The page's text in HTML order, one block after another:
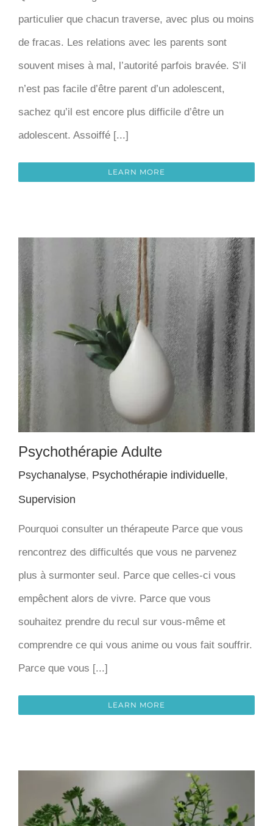
particulier que chacun traverse, avec plus ou moins
de fracas. Les relations avec les parents sont
souvent mises à mal, l’autorité parfois bravée. S’il
n’est pas facile d’être parent d’un adolescent,
sachez qu’il est encore plus difficile d’être un
adolescent. Assoiffé [...]
LEARN MORE
Psychothérapie Adulte
Psychanalyse, Psychothérapie individuelle,
Supervision
Pourquoi consulter un thérapeute Parce que vous
rencontrez des difficultés que vous ne parvenez
plus à surmonter seul. Parce que celles-ci vous
empêchent alors de vivre. Parce que vous
souhaitez prendre du recul sur vous-même et
comprendre ce qui vous anime ou vous fait souffrir.
Parce que vous [...]
LEARN MORE